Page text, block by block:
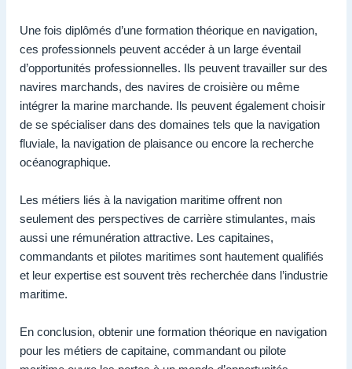
Une fois diplômés d’une formation théorique en navigation,
ces professionnels peuvent accéder à un large éventail
d’opportunités professionnelles. Ils peuvent travailler sur des
navires marchands, des navires de croisière ou même
intégrer la marine marchande. Ils peuvent également choisir
de se spécialiser dans des domaines tels que la navigation
fluviale, la navigation de plaisance ou encore la recherche
océanographique.
Les métiers liés à la navigation maritime offrent non
seulement des perspectives de carrière stimulantes, mais
aussi une rémunération attractive. Les capitaines,
commandants et pilotes maritimes sont hautement qualifiés
et leur expertise est souvent très recherchée dans l’industrie
maritime.
En conclusion, obtenir une formation théorique en navigation
pour les métiers de capitaine, commandant ou pilote